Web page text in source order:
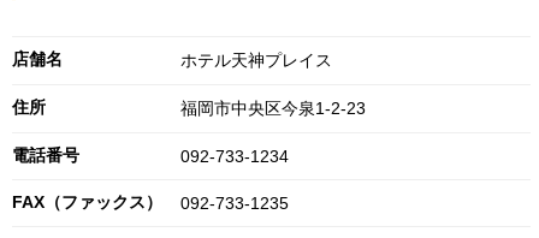
店舗名 ホテル天神プレイス
住所 福岡市中央区今泉1-2-23
電話番号 092-733-1234
FAX（ファックス） 092-733-1235